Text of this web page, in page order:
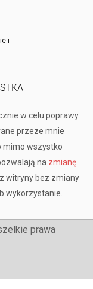
i
w celu poprawy
przeze mnie
mimo wszystko
na zmianę
z witryny bez zmiany
wykorzystanie.
prawa